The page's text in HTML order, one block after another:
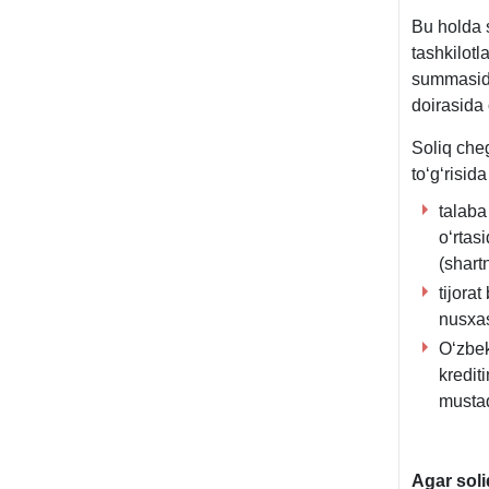
Bu holda
doirasida
Soliq
tijorat
Agar